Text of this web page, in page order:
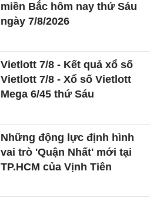
miền Bắc hôm nay thứ Sáu
ngày 7/8/2026
Vietlott 7/8 - Kết quả xổ số
Vietlott 7/8 - Xổ số Vietlott
Mega 6/45 thứ Sáu
Những động lực định hình
vai trò 'Quận Nhất' mới tại
TP.HCM của Vịnh Tiên